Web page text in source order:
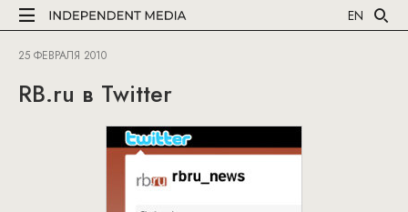
EN
25 ФЕВРАЛЯ 2010
RB.ru в Twitter